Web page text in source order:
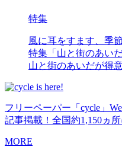
特集
風に耳をすます、季
特集「山と街のあい
山と街のあいだが得
フリーペーパー「cycle」
記事掲載！全国約1,150ヵ所
MORE